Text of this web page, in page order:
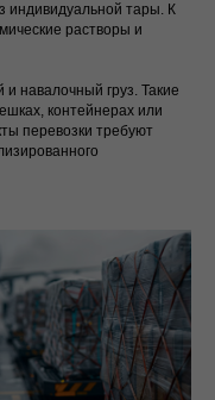
индивидуальной тары. К
растворы и
навалочный груз. Такие
контейнерах или
перевозки требуют